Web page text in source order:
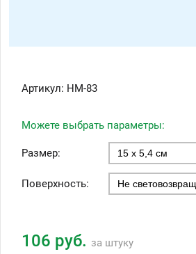
Артикул: НМ-83
Можете выбрать параметры:
Размер:
Поверхность:
106 руб. за штуку